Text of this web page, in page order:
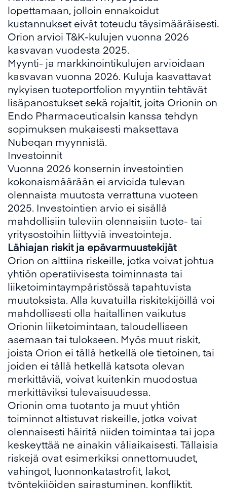
lopettamaan, jolloin ennakoidut
kustannukset eivät toteudu täysimääräisesti.
Orion arvioi T&K-kulujen vuonna 2026
kasvavan vuodesta 2025.
Myynti- ja markkinointikulujen arvioidaan
kasvavan vuonna 2026. Kuluja kasvattavat
nykyisen tuoteportfolion myyntiin tehtävät
lisäpanostukset sekä rojaltit, joita Orionin on
Endo Pharmaceuticalsin kanssa tehdyn
sopimuksen mukaisesti maksettava
Nubeqan myynnistä.
Investoinnit
Vuonna 2026 konsernin investointien
kokonaismäärään ei arvioida tulevan
olennaista muutosta verrattuna vuoteen
2025. Investointien arvio ei sisällä
mahdollisiin tuleviin olennaisiin tuote- tai
yritysostoihin liittyviä investointeja.
Lähiajan riskit ja epävarmuustekijät
Orion on alttiina riskeille, jotka voivat johtua
yhtiön operatiivisesta toiminnasta tai
liiketoimintaympäristössä tapahtuvista
muutoksista. Alla kuvatuilla riskitekijöillä voi
mahdollisesti olla haitallinen vaikutus
Orionin liiketoimintaan, taloudelliseen
asemaan tai tulokseen. Myös muut riskit,
joista Orion ei tällä hetkellä ole tietoinen, tai
joiden ei tällä hetkellä katsota olevan
merkittäviä, voivat kuitenkin muodostua
merkittäviksi tulevaisuudessa.
Orionin oma tuotanto ja muut yhtiön
toiminnot altistuvat riskeille, jotka voivat
olennaisesti häiritä niiden toimintaa tai jopa
keskeyttää ne ainakin väliaikaisesti. Tällaisia
riskejä ovat esimerkiksi onnettomuudet,
vahingot, luonnonkatastrofit, lakot,
työntekijöiden sairastuminen, konfliktit,